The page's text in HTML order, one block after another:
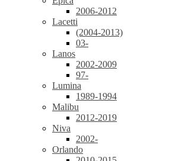
2006-2012
Lacetti
(2004-2013)
03-
Lanos
2002-2009
97-
Lumina
1989-1994
Malibu
2012-2019
Niva
2002-
Orlando